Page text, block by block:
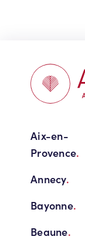
Aix-en-
Provence.
Annecy.
Bayonne.
Beaune.